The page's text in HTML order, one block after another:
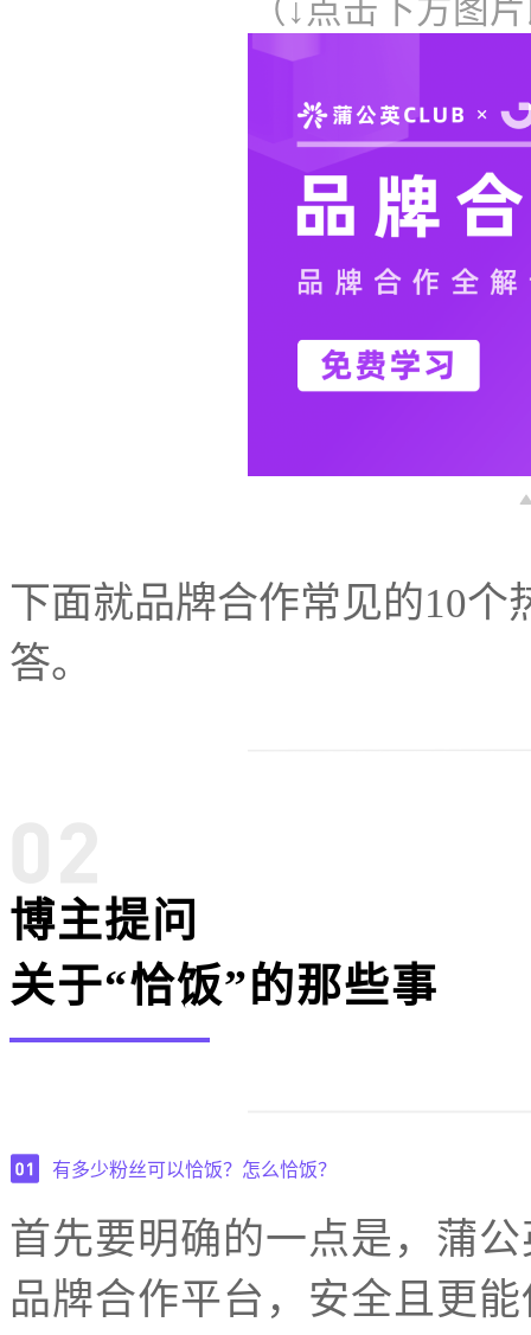
（↓点击下方图
下面就品牌合作常见的10
答。
博主提问
关于“恰饭”的那些事
有多少粉丝可以恰饭？怎么恰饭？
首先要明确的一点是，蒲
品牌合作平台，安全且更